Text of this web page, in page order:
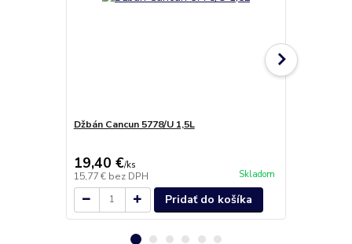
Džbán Cancun 5778/U 1,5L
19,40 €/ks
15,77 € bez DPH Skladom
Pridať do košíka